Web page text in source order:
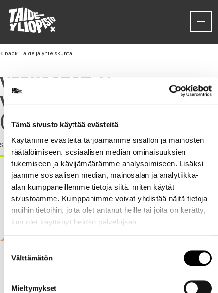
Tämä sivusto käyttää evästeitä
Käytämme evästeitä tarjoamamme sisällön ja mainosten
räätälöimiseen, sosiaalisen median ominaisuuksien
tukemiseen ja kävijämäärämme analysoimiseen. Lisäksi
jaamme sosiaalisen median, mainosalan ja analytiikka-
alan kumppaneillemme tietoja siitä, miten käytät
sivustoamme. Kumppanimme voivat yhdistää näitä tietoja
muihin tietoihin, joita olet antanut heille tai joita on kerätty,
kun olet käyttänyt heidän palvelujaan.
valinta
Välttämätön
Mieltymykset
back: Taide ja yhteiskunta
VERKOSTOT JA
VERKOSTOITUMINEN
(TULOSSA)
Sisältö täydentyy kevään 2025 aikana.